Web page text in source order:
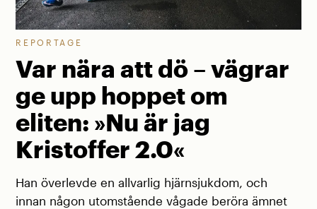
REPORTAGE
Var nära att dö – vägrar
ge upp hoppet om
eliten: »Nu är jag
Kristoffer 2.0«
Han överlevde en allvarlig hjärnsjukdom, och
innan någon utomstående vågade beröra ämnet